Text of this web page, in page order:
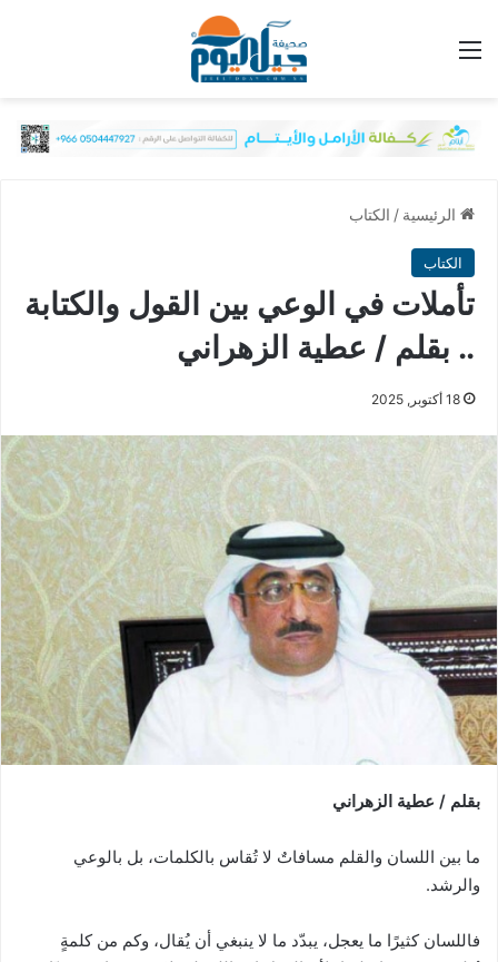
الرئيسية / الكتاب
الكتاب
تأملات في الوعي بين القول والكتابة
.. بقلم / عطية الزهراني
18 أكتوبر, 2025
بقلم / عطية الزهراني
ما بين اللسان والقلم مسافاتٌ لا تُقاس بالكلمات، بل بالوعي
والرشد.
فاللسان كثيرًا ما يعجل، يبدّد ما لا ينبغي أن يُقال، وكم من كلمةٍ